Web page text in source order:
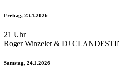
Freitag, 23.1.2026
21 Uhr
Roger Winzeler & DJ
Samstag, 24.1.2026